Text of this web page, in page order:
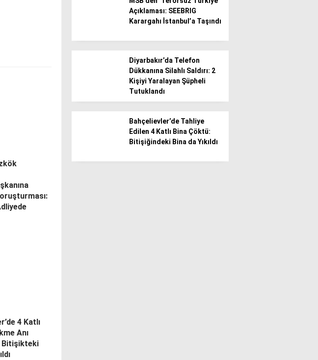
4 Katlı
Anı
Bitişikteki
Açıklaması: SEEBRIG
Karargahı İstanbul’a Taşındı
Diyarbakır’da Telefon
Dükkanına Silahlı Saldırı: 2
Kişiyi Yaralayan Şüpheli
Tutuklandı
Bahçelievler’de Tahliye
Edilen 4 Katlı Bina Çöktü:
Bitişiğindeki Bina da Yıkıldı